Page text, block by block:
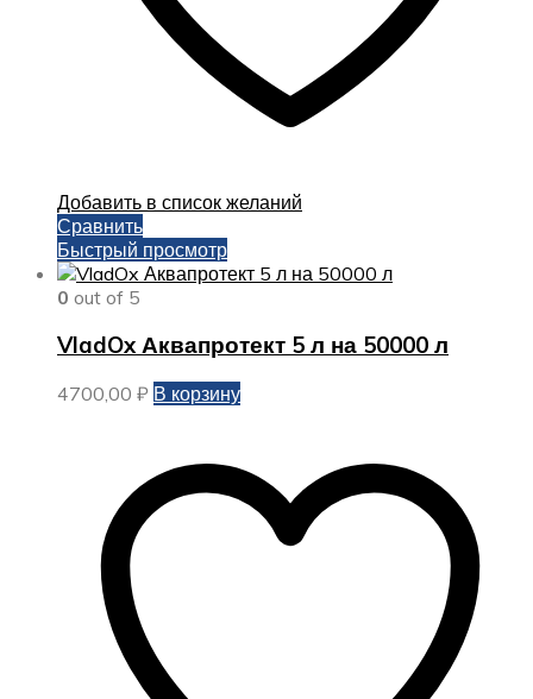
Добавить в список желаний
Сравнить
Быстрый просмотр
0 out of 5
VladOx Аквапротект 5 л на 50000 л
4700,00 ₽ В корзину